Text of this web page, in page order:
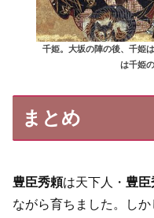
千姫。大坂の陣の後、千姫
は千姫の
まとめ
豊臣秀頼は天下人・ 豊臣
ながら育ちました。しか